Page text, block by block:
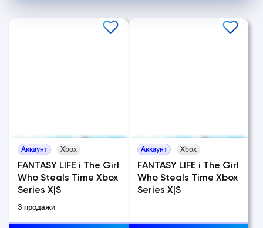
Аккаунт Xbox
FANTASY LIFE i The Girl
Who Steals Time Xbox
Series X|S
3 продажи
Аккаунт Xbox
FANTASY LIFE i The Girl
Who Steals Time Xbox
Series X|S